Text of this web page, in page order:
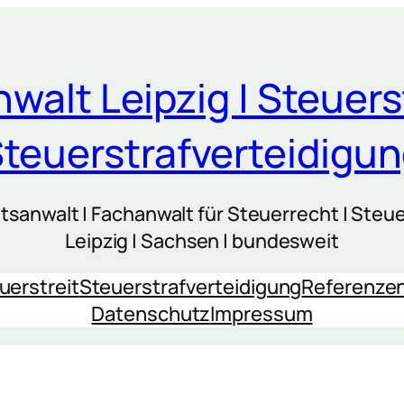
Leipzig |
| Fachanwalt für Steuerrecht |
Leipzig | Sachsen | bundesweit
Steuerstrafverteidigung
DatenschutzImpressum